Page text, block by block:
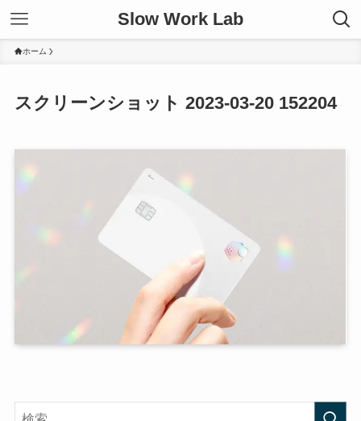
Slow Work Lab
ホーム
スクリーンショット 2023-03-20 152204